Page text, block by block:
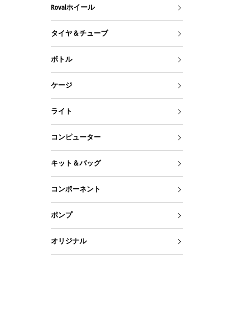
Rovalホイール
タイヤ＆チューブ
ボトル
ケージ
ライト
コンピューター
キット＆バッグ
コンポーネント
ポンプ
オリジナル